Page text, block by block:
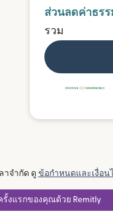
ส่วนลดค่าธรร
รวม
าจำกัด ดู ข้อกำหนดและเงื่อน
งแรกของคุณด้วย Remitly